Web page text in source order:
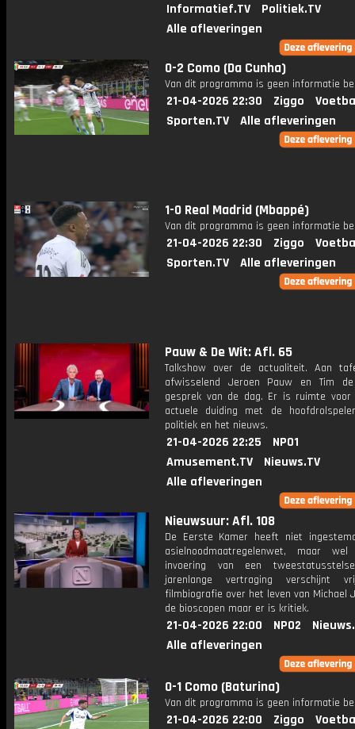
Informatief.TV
Politiek.TV
Alle afleveringen
0-2 Como (Da Cunha)
Van dit programma is geen informatie
21-04-2026 22:30 Ziggo
Sporten.TV
Alle afleveringen
1-0 Real Madrid (Mbappé)
Van dit programma is geen informatie
21-04-2026 22:30 Ziggo
Sporten.TV
Alle afleveringen
Pauw & De Wit: Afl. 65
Talkshow over de actualiteit. Aan
afwisselend Jeroen Pauw en Tim
gesprek van de dag. Er is ruimte
actuele duiding met de
politiek en het nieuws.
21-04-2026 22:25
NPO1
Amusement.TV
Nieuws.TV
Alle afleveringen
Nieuwsuur: Afl. 108
De Eerste Kamer heeft niet
asielnoodmaatregelenwet, maar
invoering van een
jarenlange vertraging verschijnt
filmbiografie over het leven van Michael
de bioscopen maar er is kritiek.
21-04-2026 22:00 NPO2
Alle afleveringen
0-1 Como (Baturina)
Van dit programma is geen informatie
21-04-2026 22:00 Ziggo